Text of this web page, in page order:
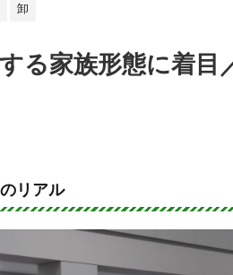
卸
する家族形態に着目
リアル